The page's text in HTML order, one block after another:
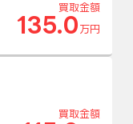
買取金額
135.0 万円
買取金額